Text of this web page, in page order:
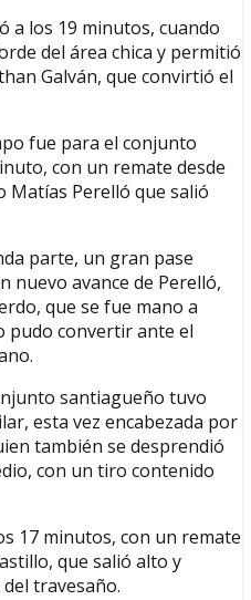
a los 19 minutos, cuando
del área chica y permitió
Galván, que convirtió el
fue para el conjunto
con un remate desde
Matías Perelló que salió
parte, un gran pase
nuevo avance de Perelló,
que se fue mano a
pudo convertir ante el
santiagueño tuvo
esta vez encabezada por
también se desprendió
con un tiro contenido
17 minutos, con un remate
que salió alto y
travesaño.